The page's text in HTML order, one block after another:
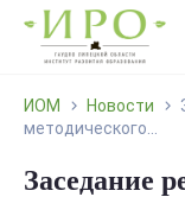
ИОМ Новости
методического...
Заседание